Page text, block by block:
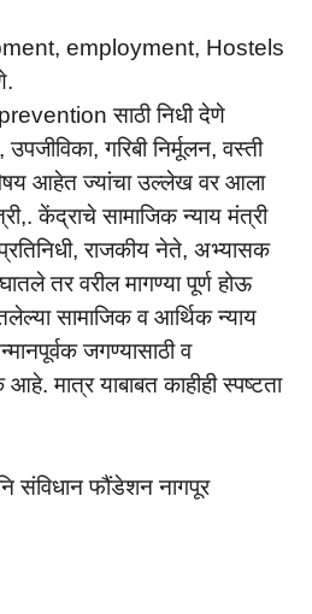
employment, Hostels
साठी निधी देणे
गरिबी निर्मूलन, वस्ती
आहेत ज्यांचा उल्लेख वर आला
केंद्राचे सामाजिक न्याय मंत्री
राजकीय नेते, अभ्यासक
घातले तर वरील मागण्या पूर्ण होऊ
सामाजिक व आर्थिक न्याय
जगण्यासाठी व
मात्र याबाबत काहीही स्पष्टता
संविधान फौंडेशन नागपूर